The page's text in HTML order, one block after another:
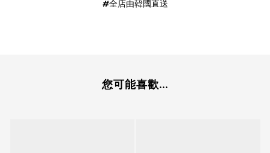
#全店由韓國直送
您可能喜歡...